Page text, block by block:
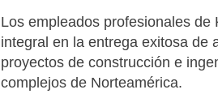
Los empleados profesionales de
integral en la entrega exitosa de
proyectos de construcción e
complejos de Norteamérica.